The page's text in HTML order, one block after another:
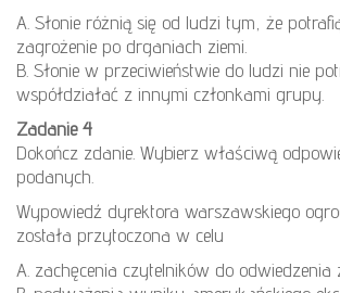
A. Słonie różnią się od ludzi tym, że
zagrożenie po drganiach ziemi.
B. Słonie w przeciwieństwie do ludzi nie
współdziałać z innymi członkami grupy.
Zadanie 4
Dokończ zdanie. Wybierz właściwą
podanych.
Wypowiedź dyrektora warszawskiego
została przytoczona w celu
A. zachęcenia czytelników do odwiedzenia